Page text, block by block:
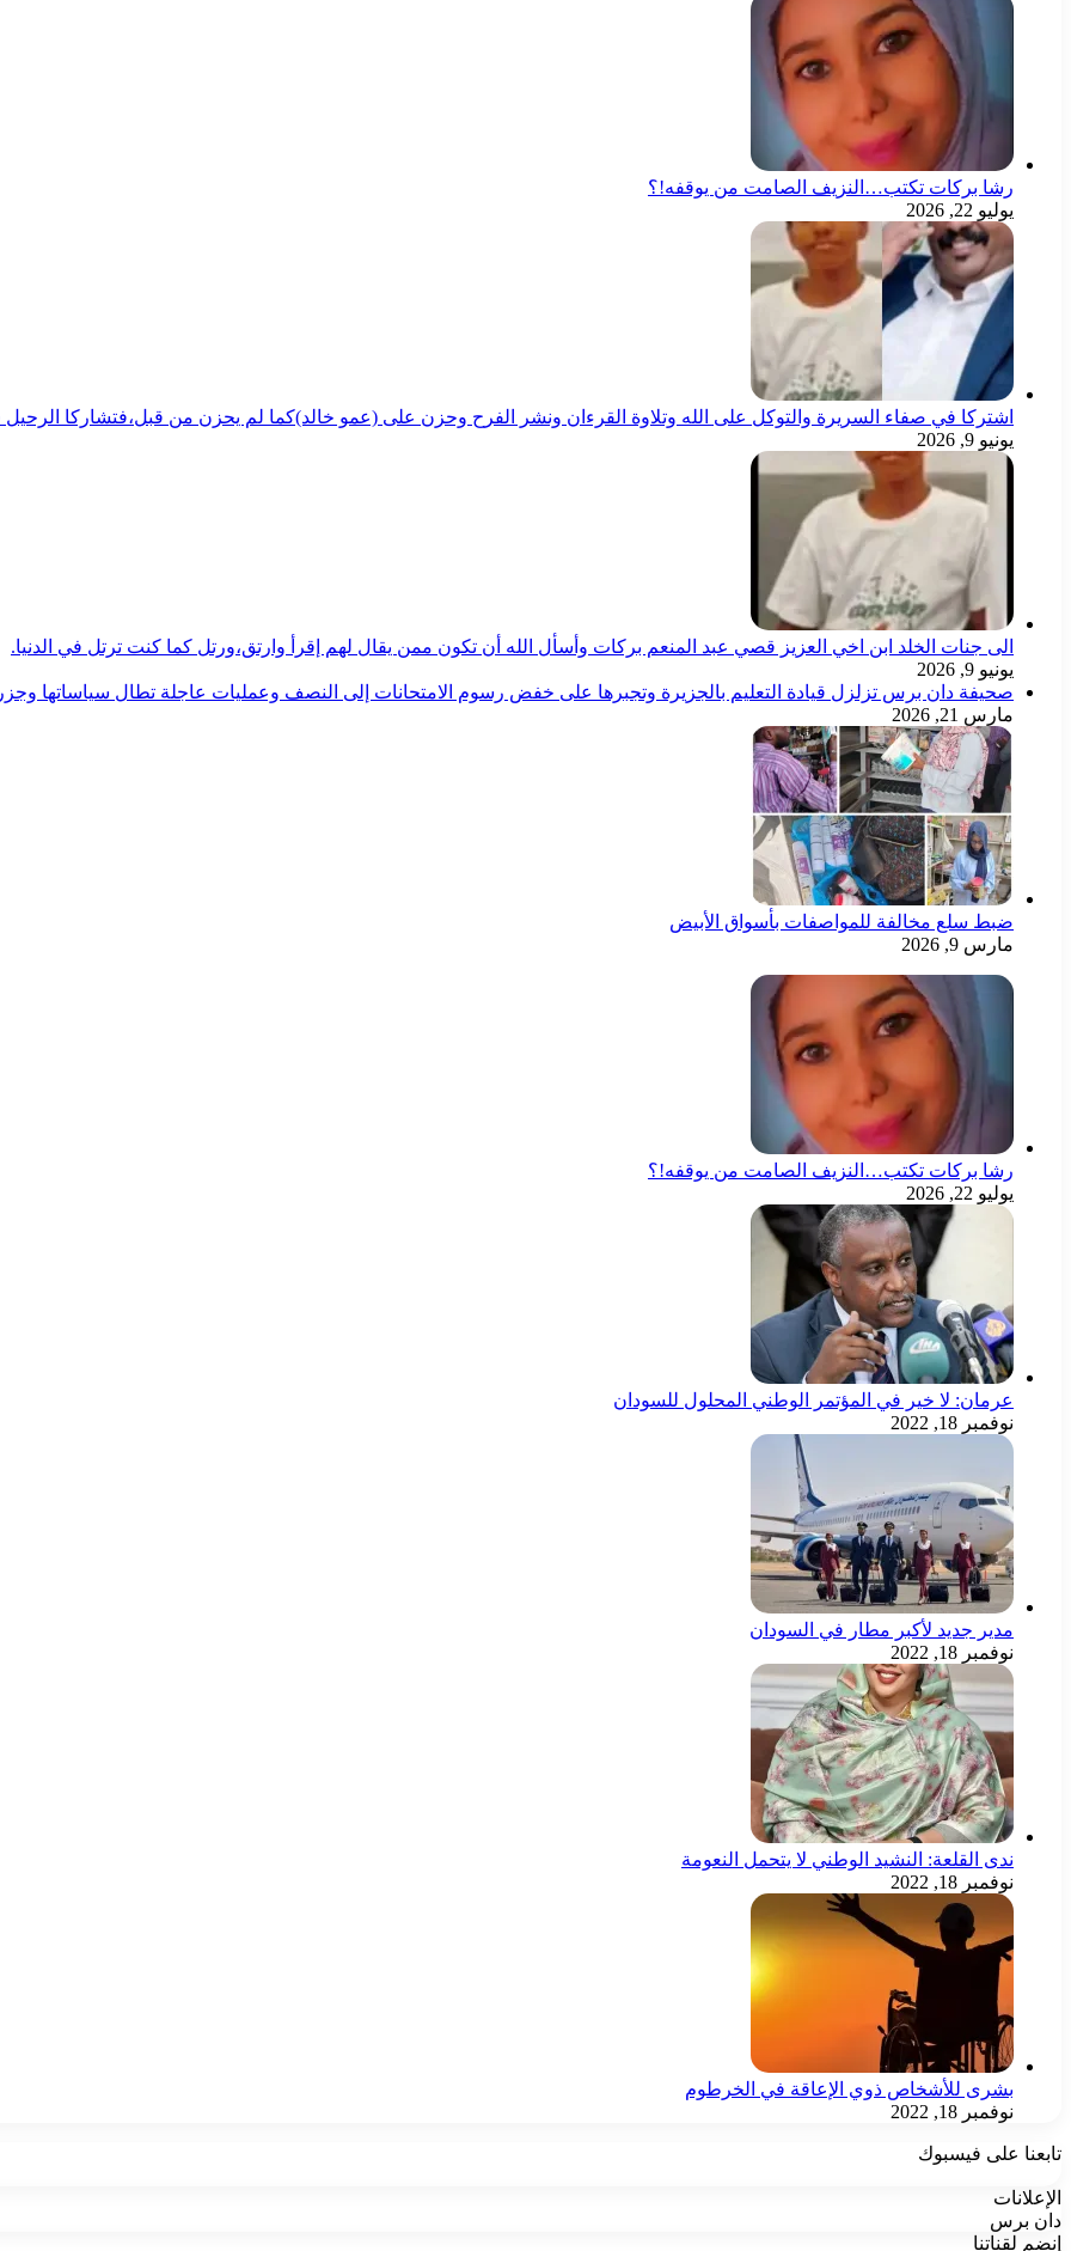
رشا بركات تكتب…النزيف الصامت من يوقفه!؟
يوليو 22, 2026
اشتركا في صفاء السريرة والتوكل على الله وتلاوة القرءان ونشر الفرح وحزن على (عمو خالد)كما لم يحزن من قبل،فتشاركا الرحيل
يونيو 9, 2026
الى جنات الخلد ابن اخي العزيز قصي عبد المنعم بركات وأسأل الله أن تكون ممن يقال لهم إقرأ وارتق،ورتل كما كنت ترتل في الدنيا.
يونيو 9, 2026
صحيفة دان برس تزلزل قيادة التعليم بالجزيرة وتجبرها على خفض رسوم الامتحانات إلى النصف وعمليات عاجلة تطال سياساتها
مارس 21, 2026
ضبط سلع مخالفة للمواصفات بأسواق الأبيض
مارس 9, 2026
رشا بركات تكتب…النزيف الصامت من يوقفه!؟
يوليو 22, 2026
عرمان: لا خير في المؤتمر الوطني المحلول للسودان
نوفمبر 18, 2022
مدير جديد لأكبر مطار في السودان
نوفمبر 18, 2022
ندى القلعة: النشيد الوطني لا يتحمل النعومة
نوفمبر 18, 2022
بشرى للأشخاص ذوي الإعاقة في الخرطوم
نوفمبر 18, 2022
تابعنا على فيسبوك
الإعلانات
دان برس
إنضم لقناتنا